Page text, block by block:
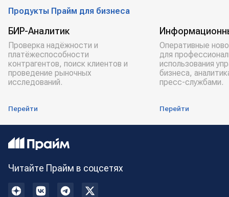
Продукты Прайм для бизнеса
БИР-Аналитик
Проверка надёжности и
платёжеспособности
контрагентов, поиск клиентов и
проведение рыночных
исследований.
Перейти
Оперативные
для
использования
бизнеса,
пресс-службами.
Перейти
Читайте Прайм в соцсетях